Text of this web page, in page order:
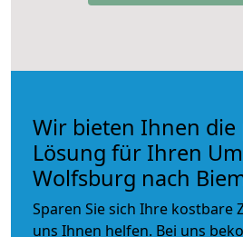
Wir bieten Ihnen die
Lösung für Ihren
Wolfsburg nach
Sparen Sie sich Ihre kostbare
uns Ihnen helfen. Bei uns